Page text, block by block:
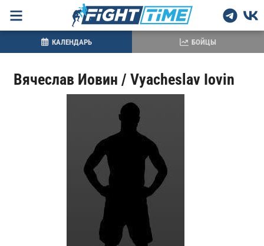
Вячеслав Иовин / Vyacheslav Iovin
КАЛЕНДАРЬ БОЙЦЫ